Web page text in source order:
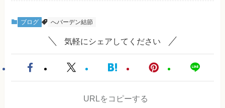
ブログ へバーデン結節
気軽にシェアしてください
URLをコピーする